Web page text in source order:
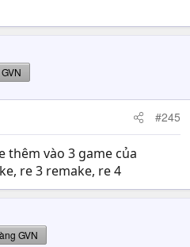
#245
thêm vào 3 game của
re 3 remake, re 4
GVN